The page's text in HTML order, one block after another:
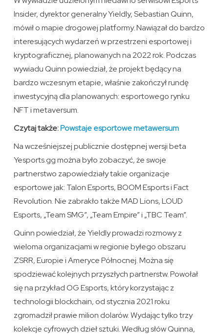
Insider, dyrektor generalny Yieldly, Sebastian Quinn,
mówił o mapie drogowej platformy. Nawiązał do bardzo
interesujących wydarzeń w przestrzeni esportowej i
kryptograficznej, planowanych na 2022 rok. Podczas
wywiadu Quinn powiedział, że projekt będący na
bardzo wczesnym etapie, właśnie zakończył rundę
inwestycyjną dla planowanych: esportowego rynku
NFT i metaversum.
Czytaj także:Powstaje esportowe metawersum
Na wcześniejszej publicznie dostępnej wersji beta
Yesports.gg można było zobaczyć, że swoje
partnerstwo zapowiedziały takie organizacje
esportowe jak: Talon Esports, BOOM Esports i Fact
Revolution. Nie zabrakło także MAD Lions, LOUD
Esports, „Team SMG”, „Team Empire” i „TBC Team”.
Quinn powiedział, że Yieldly prowadzi rozmowy z
wieloma organizacjami w regionie byłego obszaru
ZSRR, Europie i Ameryce Północnej. Można się
spodziewać kolejnych przyszłych partnerstw. Powołał
się na przykład OG Esports, który korzystając z
technologii blockchain, od stycznia 2021 roku
zgromadził prawie milion dolarów. Wydając tylko trzy
kolekcje cyfrowych dzieł sztuki. Według słów Quinna,